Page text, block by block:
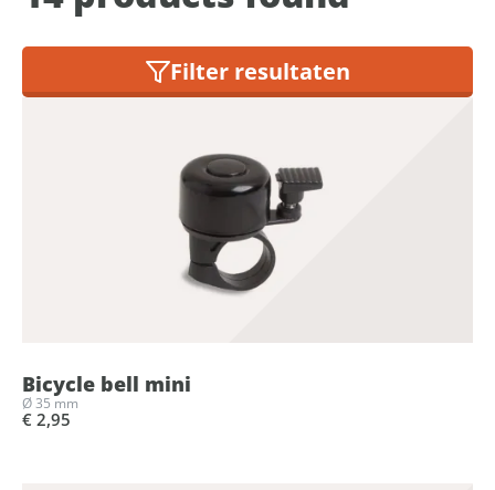
Filter resultaten
Bicycle bell mini
Ø 35 mm
€ 2,95